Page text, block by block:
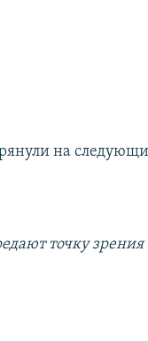
на
точку зрения